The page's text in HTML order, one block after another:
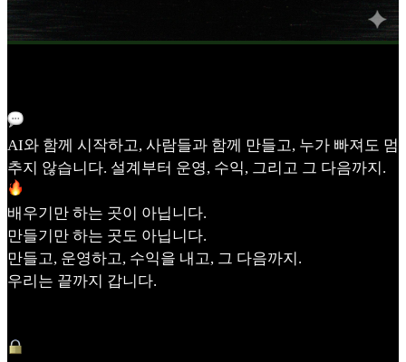
AI와 함께 시작하고, 사람들과 함께 만들고, 누가 빠져도 멈
추지 않습니다. 설계부터 운영, 수익, 그리고 그 다음까지.
배우기만 하는 곳이 아닙니다.
만들기만 하는 곳도 아닙니다.
만들고, 운영하고, 수익을 내고, 그 다음까지.
우리는 끝까지 갑니다.